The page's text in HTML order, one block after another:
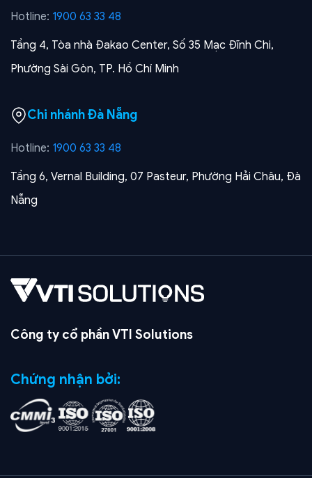
Hotline: 1900 63 33 48
Tầng 4, Tòa nhà Đakao Center, Số 35 Mạc Đĩnh Chi,
Phường Sài Gòn, TP. Hồ Chí Minh
Chi nhánh Đà Nẵng
Hotline: 1900 63 33 48
Tầng 6, Vernal Building, 07 Pasteur, Phường Hải Châu, Đà
Nẵng
Công ty cổ phần VTI Solutions
Chứng nhận bởi: